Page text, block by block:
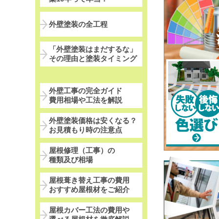
外壁塗装の全工程
「外壁塗装はまだするな」
その理由と塗装タイミング
外壁工事の完全ガイド
費用相場や工法を解説
外壁塗装価格は安くなる？
お見積もり時の注意点
屋根修理（工事）の
種類及び相場
屋根葺き替え工事の費用
おすすめ屋根材をご紹介
屋根カバー工法の費用や